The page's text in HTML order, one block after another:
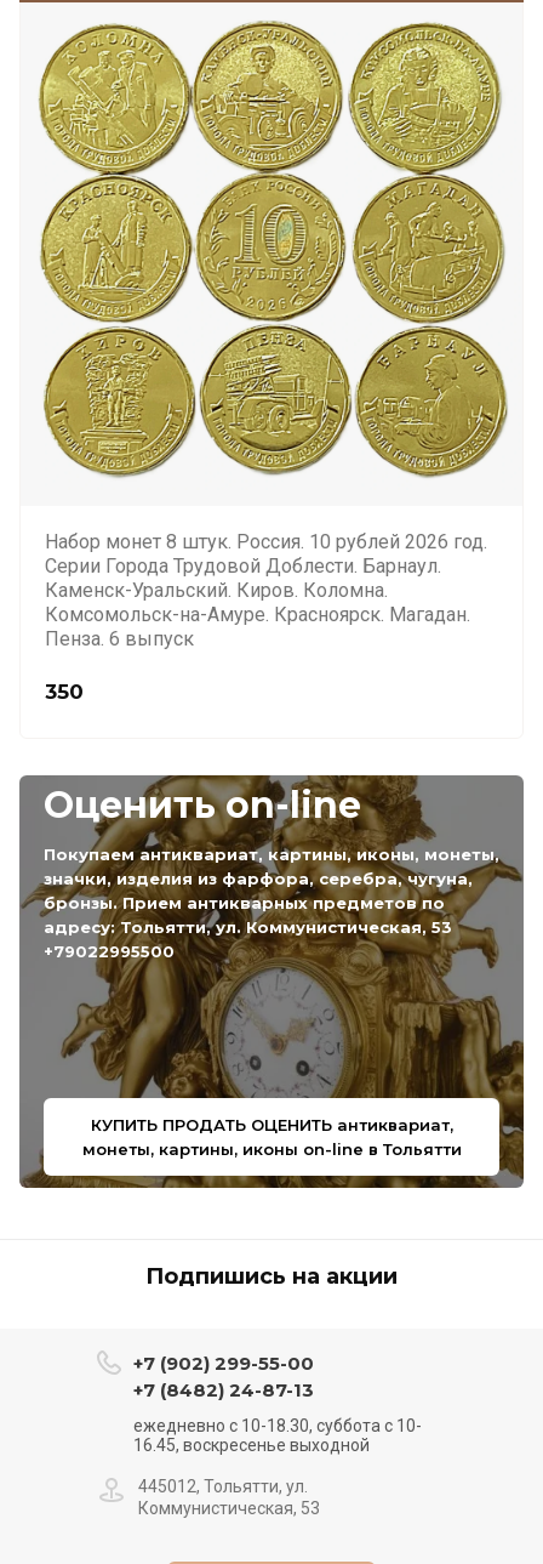
Набор монет 8 штук. Россия. 10 рублей 2026 год.
Серии Города Трудовой Доблести. Барнаул.
Каменск-Уральский. Киров. Коломна.
Комсомольск-на-Амуре. Красноярск. Магадан.
Пенза. 6 выпуск
350
Оценить on-line
Покупаем антиквариат, картины, иконы, монеты,
значки, изделия из фарфора, серебра, чугуна,
бронзы. Прием антикварных предметов по
адресу: Тольятти, ул. Коммунистическая, 53
+79022995500
КУПИТЬ ПРОДАТЬ ОЦЕНИТЬ антиквариат,
монеты, картины, иконы on-line в Тольятти
Подпишись на акции
+7 (902) 299-55-00
+7 (8482) 24-87-13
ежедневно с 10-18.30, суббота с 10-
16.45, воскресенье выходной
445012, Тольятти, ул.
Коммунистическая, 53